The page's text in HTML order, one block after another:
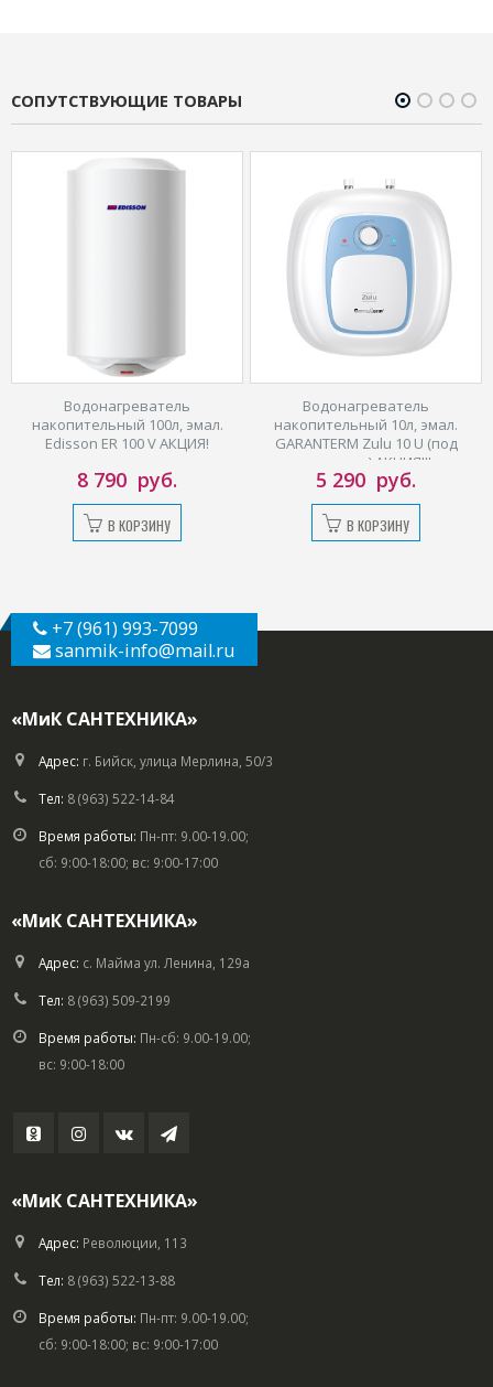
СОПУТСТВУЮЩИЕ ТОВАРЫ
Водонагреватель
накопительный 100л, эмал.
Edisson ER 100 V АКЦИЯ!
8 790 руб.
В КОРЗИНУ
Водонагреватель
накопительный 10л, эмал.
GARANTERM Zulu 10 U (под
раковину) АКЦИЯ!!!
5 290 руб.
В КОРЗИНУ
+7 (961) 993-7099
sanmik-info@mail.ru
«МиК САНТЕХНИКА»
Адрес: г. Бийск, улица Мерлина, 50/3
Тел: 8 (963) 522-14-84
Время работы: Пн-пт: 9.00-19.00;
сб: 9:00-18:00; вс: 9:00-17:00
«МиК САНТЕХНИКА»
Адрес: с. Майма ул. Ленина, 129а
Тел: 8 (963) 509-2199
Время работы: Пн-сб: 9.00-19.00;
вс: 9:00-18:00
«МиК САНТЕХНИКА»
Адрес: Революции, 113
Тел: 8 (963) 522-13-88
Время работы: Пн-пт: 9.00-19.00;
сб: 9:00-18:00; вс: 9:00-17:00